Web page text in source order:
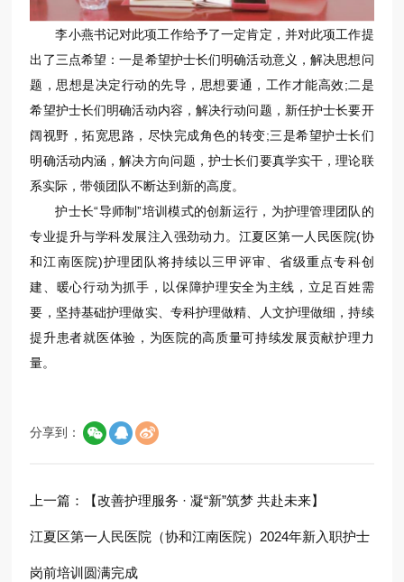
李小燕书记对此项工作给予了一定肯定，并对此项工作提
出了三点希望：一是希望护士长们明确活动意义，解决思想问
题，思想是决定行动的先导，思想要通，工作才能高效;二是
希望护士长们明确活动内容，解决行动问题，新任护士长要开
阔视野，拓宽思路，尽快完成角色的转变;三是希望护士长们
明确活动内涵，解决方向问题，护士长们要真学实干，理论联
系实际，带领团队不断达到新的高度。
护士长“导师制”培训模式的创新运行，为护理管理团队的
专业提升与学科发展注入强劲动力。江夏区第一人民医院(协
和江南医院)护理团队将持续以三甲评审、省级重点专科创
建、暖心行动为抓手，以保障护理安全为主线，立足百姓需
要，坚持基础护理做实、专科护理做精、人文护理做细，持续
提升患者就医体验，为医院的高质量可持续发展贡献护理力
量。
分享到：
上一篇： 【改善护理服务 · 凝“新”筑梦 共赴未来】
江夏区第一人民医院（协和江南医院）2024年新入职护士
岗前培训圆满完成